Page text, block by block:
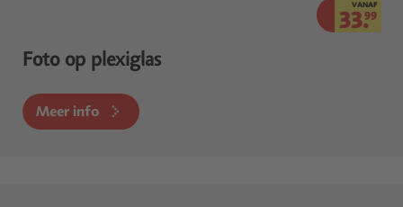
VANAF
33.99
Foto op plexiglas
Meer info